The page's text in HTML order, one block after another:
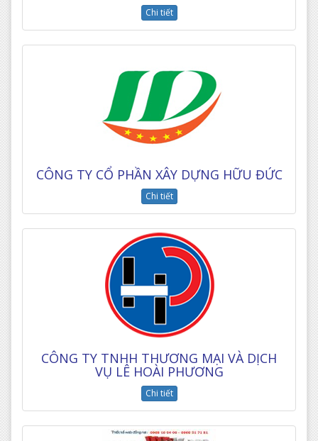
Chi tiết
CÔNG TY CỔ PHẦN XÂY DỰNG HỮU ĐỨC
Chi tiết
CÔNG TY TNHH THƯƠNG MẠI VÀ DỊCH
VỤ LÊ HOÀI PHƯƠNG
Chi tiết